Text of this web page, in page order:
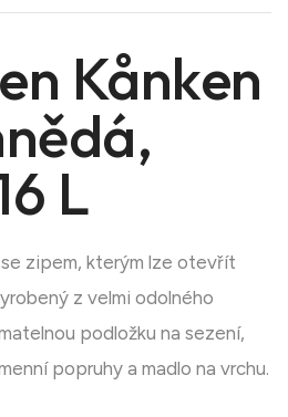
Kånken
L
zipem, kterým lze otevřít
z velmi odolného
podložku na sezení,
popruhy a madlo na vrchu.